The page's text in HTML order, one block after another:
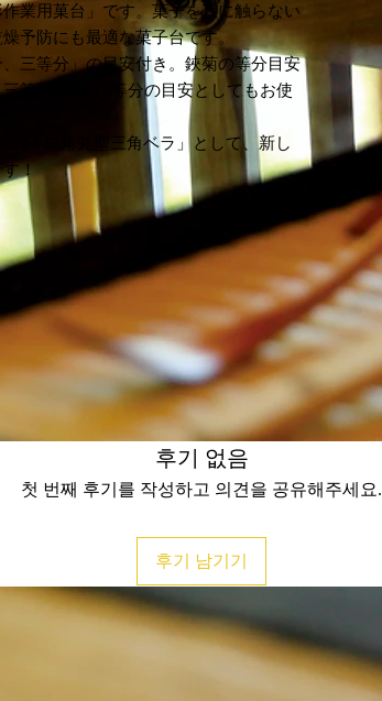
業用菓台」です。菓子を直に触らない
予防にも最適な菓子台です。
三等分」の目安付き。鋏菊の等分目安
等分目安は6等分の目安としてもお使
の「鋭角丸型三角ベラ」として、新し
す！
후기 없음
첫 번째 후기를 작성하고 의견을 공유해주세요.
후기 남기기